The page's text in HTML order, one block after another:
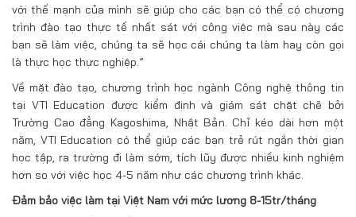
với thế mạnh của mình sẽ giúp cho các bạn có thể có chương
trình đào tạo thực tế nhất sát với công việc mà sau này các
bạn sẽ làm việc, chúng ta sẽ học cái chúng ta làm hay còn gọi
là thực học thực nghiệp.”
Về mặt đào tạo, chương trình học ngành Công nghệ thông tin
tại VTI Education được kiểm định và giám sát chặt chẽ bởi
Trường Cao đẳng Kagoshima, Nhật Bản. Chỉ kéo dài hơn một
năm, VTI Education có thể giúp các bạn trẻ rút ngắn thời gian
học tập, ra trường đi làm sớm, tích lũy được nhiều kinh nghiệm
hơn so với việc học 4-5 năm như các chương trình khác.
Đảm bảo việc làm tại Việt Nam với mức lương 8-15tr/tháng